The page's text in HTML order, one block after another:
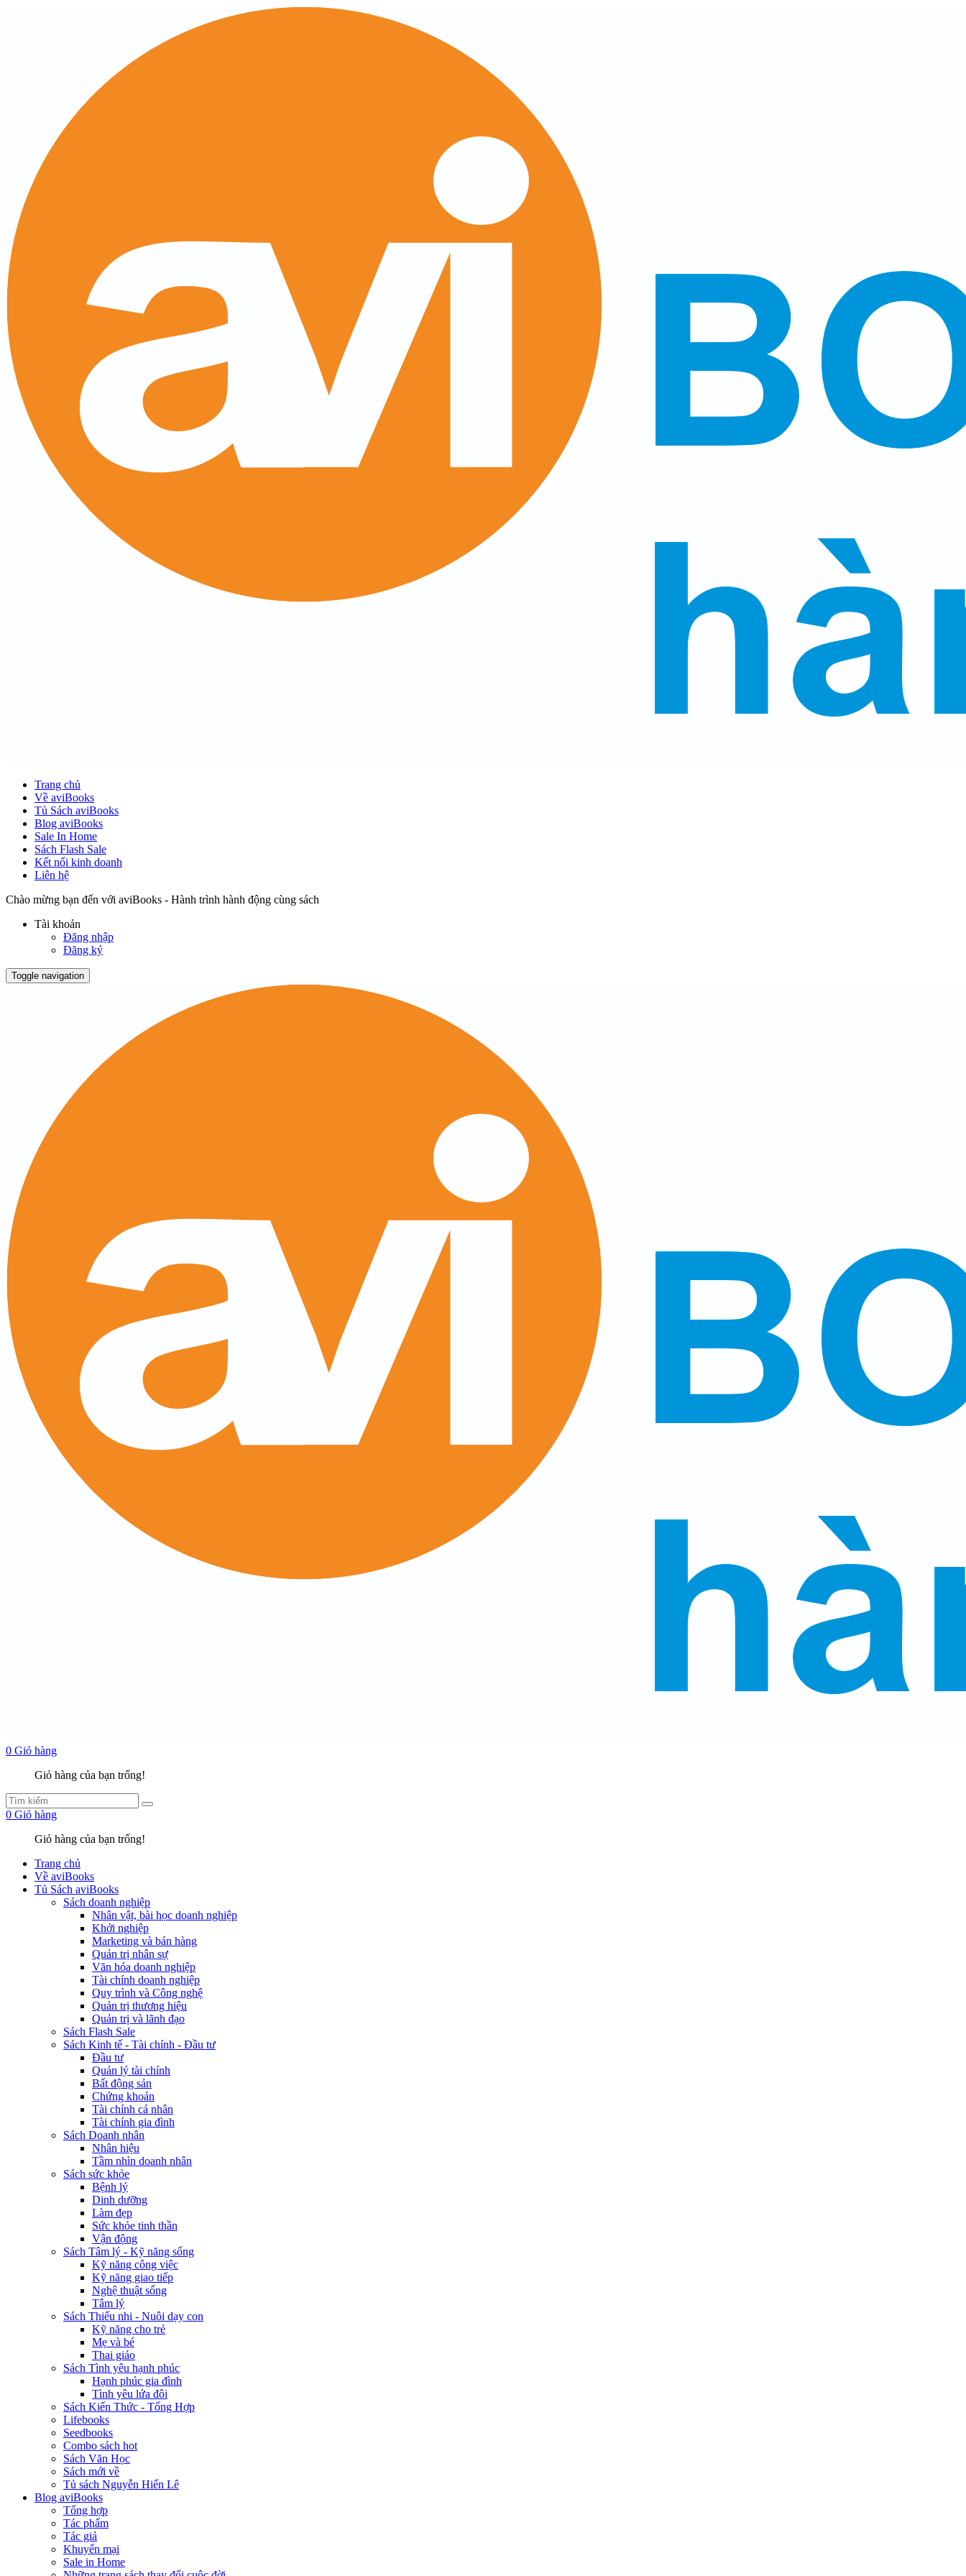
Trang chủ
Về aviBooks
Tủ Sách aviBooks
Blog aviBooks
Sale In Home
Sách Flash Sale
Kết nối kinh doanh
Liên hệ
Chào mừng bạn đến với aviBooks - Hành trình hành động cùng sách
Tài khoản
Đăng nhập
Đăng ký
Toggle navigation
0 Giỏ hàng
Giỏ hàng của bạn trống!
0 Giỏ hàng
Giỏ hàng của bạn trống!
Trang chủ
Về aviBooks
Tủ Sách aviBooks
Sách doanh nghiệp
Nhân vật, bài học doanh nghiệp
Khởi nghiệp
Marketing và bán hàng
Quản trị nhân sự
Văn hóa doanh nghiệp
Tài chính doanh nghiệp
Quy trình và Công nghệ
Quản trị thương hiệu
Quản trị và lãnh đạo
Sách Flash Sale
Sách Kinh tế - Tài chính - Đầu tư
Đầu tư
Quản lý tài chính
Bất động sản
Chứng khoán
Tài chính cá nhân
Tài chính gia đình
Sách Doanh nhân
Nhân hiệu
Tầm nhìn doanh nhân
Sách sức khỏe
Bệnh lý
Dinh dưỡng
Làm đẹp
Sức khỏe tinh thần
Vận động
Sách Tâm lý - Kỹ năng sống
Kỹ năng công việc
Kỹ năng giao tiếp
Nghệ thuật sống
Tâm lý
Sách Thiếu nhi - Nuôi dạy con
Kỹ năng cho trẻ
Mẹ và bé
Thai giáo
Sách Tình yêu hạnh phúc
Hạnh phúc gia đình
Tình yêu lứa đôi
Sách Kiến Thức - Tổng Hợp
Lifebooks
Seedbooks
Combo sách hot
Sách Văn Học
Sách mới về
Tủ sách Nguyễn Hiến Lê
Blog aviBooks
Tổng hợp
Tác phẩm
Tác giả
Khuyến mại
Sale in Home